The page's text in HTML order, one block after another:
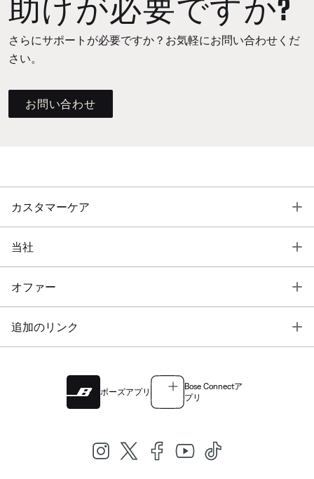
さらにサポートが必要ですか？お気軽にお問い合わせくだ
さい。
お問い合わせ
カスタマーケア
当社
オファー
追加のリンク
ボーズアプリ
Bose Connectア
プリ